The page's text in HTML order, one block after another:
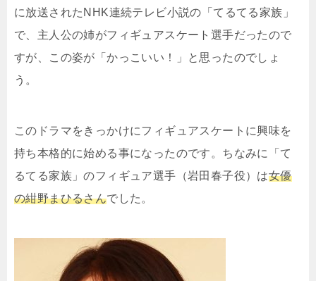
に放送されたNHK連続テレビ小説の「てるてる家族」
で、主人公の姉がフィギュアスケート選手だったので
すが、この姿が「かっこいい！」と思ったのでしょ
う。
このドラマをきっかけにフィギュアスケートに興味を
持ち本格的に始める事になったのです。ちなみに「て
るてる家族」のフィギュア選手（岩田春子役）は女優
の紺野まひるさんでした。